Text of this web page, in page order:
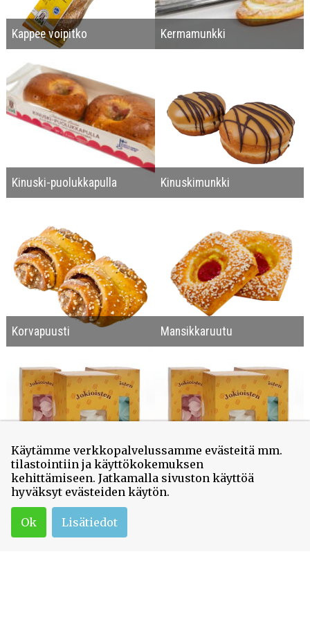
Kappee voipitko Kermamunkki
Kinuski-puolukkapulla Kinuskimunkki
Korvapuusti Mansikkaruutu
Marenki Punainen Marenki Sininen
Käytämme verkkopalvelussamme evästeitä mm.
tilastointiin ja käyttökokemuksen
kehittämiseen. Jatkamalla sivuston käyttöä
hyväksyt evästeiden käytön.
Ok Lisätiedot